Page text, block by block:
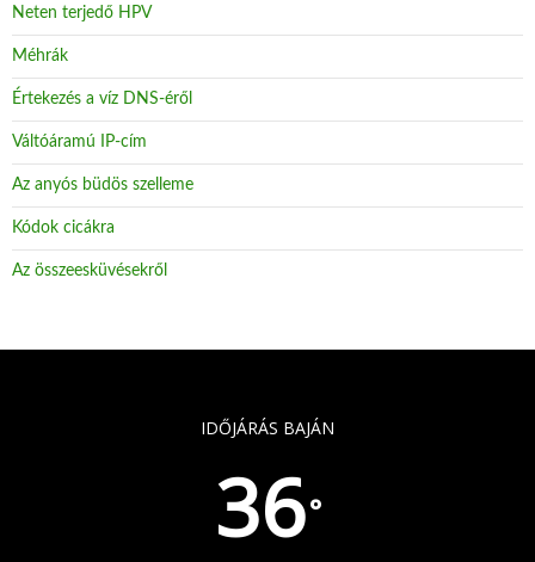
Neten terjedő HPV
Méhrák
Értekezés a víz DNS-éről
Váltóáramú IP-cím
Az anyós büdös szelleme
Kódok cicákra
Az összeesküvésekről
IDŐJÁRÁS BAJÁN
36°